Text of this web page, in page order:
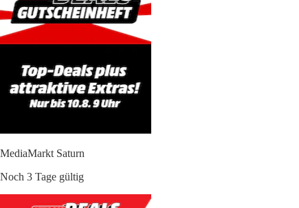
MediaMarkt Saturn
Noch 3 Tage gültig